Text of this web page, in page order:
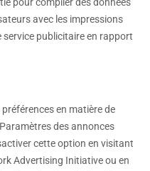
avec les impressions
publicitaire en rapport
en matière de
des annonces
cette option en visitant
Advertising Initiative ou en